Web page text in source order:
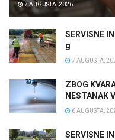
7 AUGUSTA, 2026
SERVISNE
g
7 AUGUSTA,
ZBOG
NESTANAK
6 AUGUSTA,
SERVISNE